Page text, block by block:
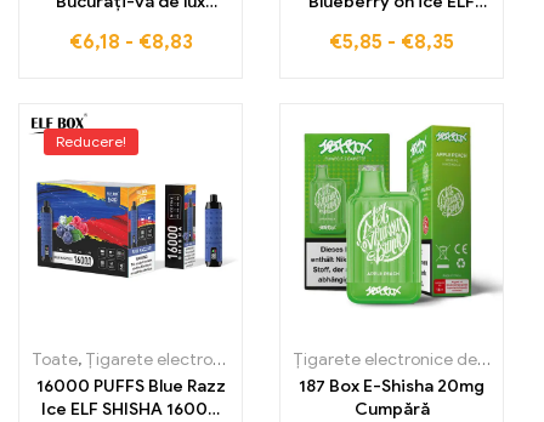
Grape Ice Smo ELF BOX
€6,18 - €8,83
directă din fabrică
€5,85 - €8,35
Reducere!
Toate, Țigarete electronice de unică folosință ,Țigarete
16000 PUFFS Blue Razz
Ice ELF SHISHA 16000
Țigarete electronice de unică folosință
187 Box E-Shisha 20mg
Cumpără